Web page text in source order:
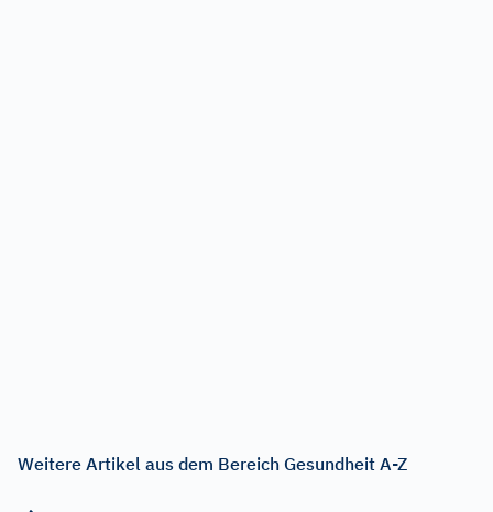
Weitere Artikel aus dem Bereich Gesundheit A-Z